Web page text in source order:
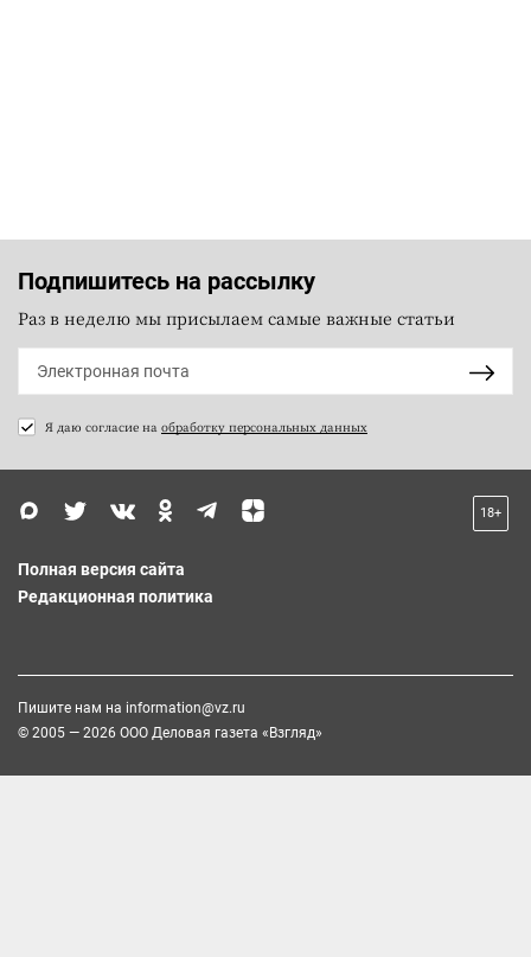
Подпишитесь на рассылку
Раз в неделю мы присылаем самые важные статьи
Я даю согласие на обработку персональных данных
18+
Полная версия сайта
Редакционная политика
Пишите нам на information@vz.ru
© 2005 — 2026 ООО Деловая газета «Взгляд»